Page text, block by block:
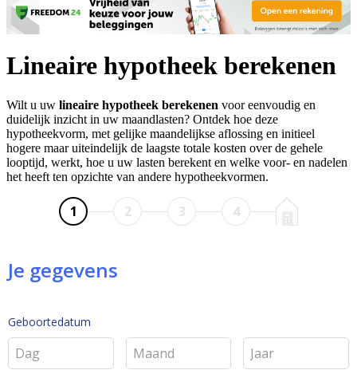
Lineaire hypotheek berekenen
Wilt u uw lineaire hypotheek berekenen voor eenvoudig en
duidelijk inzicht in uw maandlasten? Ontdek hoe deze
hypotheekvorm, met gelijke maandelijkse aflossing en initieel
hogere maar uiteindelijk de laagste totale kosten over de gehele
looptijd, werkt, hoe u uw lasten berekent en welke voor- en nadelen
het heeft ten opzichte van andere hypotheekvormen.